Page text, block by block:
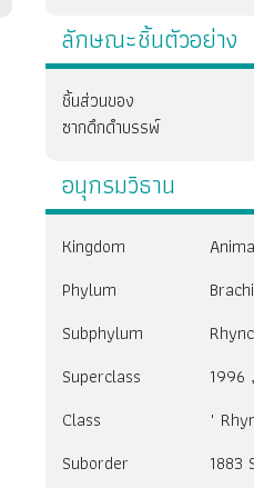
ลักษณะชิ้นตัวอย่าง
ชิ้นส่วนของ
ซากดึกดำบรรพ์
อนุกรมวิธาน
Kingdom
Phylum
Subphylum
Superclass
1996 ,
Class
"
Suborder
1883